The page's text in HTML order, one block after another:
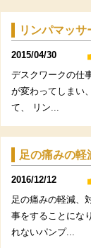
リンパマッ
2015/04/30
デスクワークの仕
が変わってしまい
て、 リン...
足の痛みの軽
2016/12/12
足の痛みの軽減、
事をすることにな
れないパンプ...